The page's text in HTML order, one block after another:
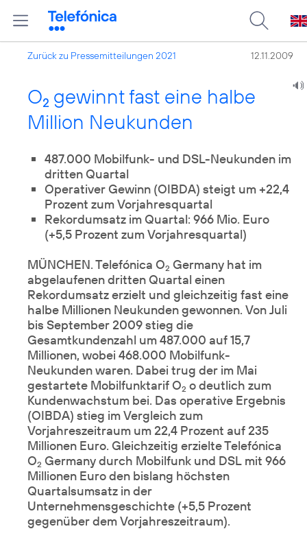
Zurück zu Pressemitteilungen 2021 12.11.2009
O2 gewinnt fast eine halbe
Million Neukunden
487.000 Mobilfunk- und DSL-Neukunden im
dritten Quartal
Operativer Gewinn (OIBDA) steigt um +22,4
Prozent zum Vorjahresquartal
Rekordumsatz im Quartal: 966 Mio. Euro
(+5,5 Prozent zum Vorjahresquartal)
MÜNCHEN. Telefónica O2 Germany hat im
abgelaufenen dritten Quartal einen
Rekordumsatz erzielt und gleichzeitig fast eine
halbe Millionen Neukunden gewonnen. Von Juli
bis September 2009 stieg die
Gesamtkundenzahl um 487.000 auf 15,7
Millionen, wobei 468.000 Mobilfunk-
Neukunden waren. Dabei trug der im Mai
gestartete Mobilfunktarif O2 o deutlich zum
Kundenwachstum bei. Das operative Ergebnis
(OIBDA) stieg im Vergleich zum
Vorjahreszeitraum um 22,4 Prozent auf 235
Millionen Euro. Gleichzeitig erzielte Telefónica
O2 Germany durch Mobilfunk und DSL mit 966
Millionen Euro den bislang höchsten
Quartalsumsatz in der
Unternehmensgeschichte (+5,5 Prozent
gegenüber dem Vorjahreszeitraum).